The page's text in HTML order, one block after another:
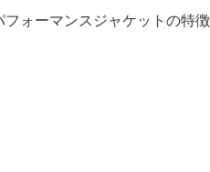
ォーマンスジャケットの特